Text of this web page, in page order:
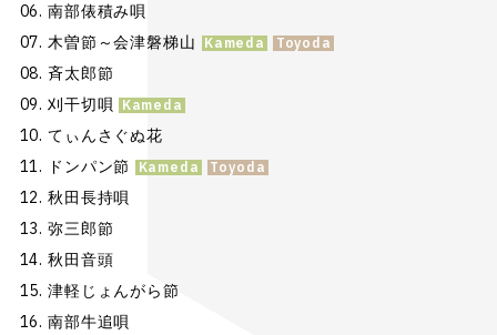
南部俵積み唄
木曽節～会津磐梯山
斉太郎節
刈干切唄
てぃんさぐぬ花
ドンパン節
秋田長持唄
弥三郎節
秋田音頭
津軽じょんがら節
南部牛追唄